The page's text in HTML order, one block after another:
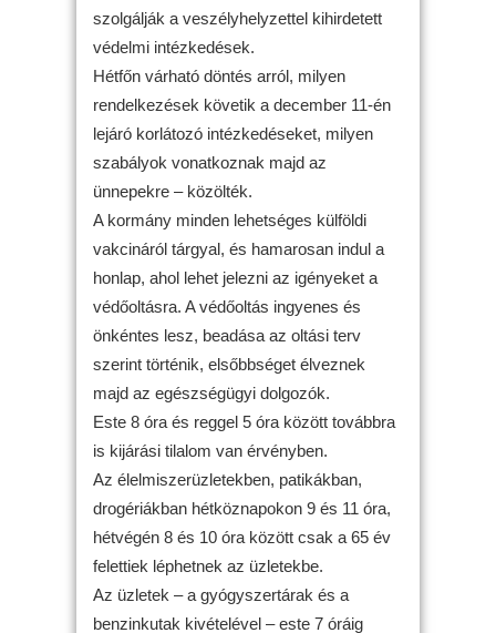
szolgálják a veszélyhelyzettel kihirdetett
védelmi intézkedések.
Hétfőn várható döntés arról, milyen
rendelkezések követik a december 11-én
lejáró korlátozó intézkedéseket, milyen
szabályok vonatkoznak majd az
ünnepekre – közölték.
A kormány minden lehetséges külföldi
vakcináról tárgyal, és hamarosan indul a
honlap, ahol lehet jelezni az igényeket a
védőoltásra. A védőoltás ingyenes és
önkéntes lesz, beadása az oltási terv
szerint történik, elsőbbséget élveznek
majd az egészségügyi dolgozók.
Este 8 óra és reggel 5 óra között továbbra
is kijárási tilalom van érvényben.
Az élelmiszerüzletekben, patikákban,
drogériákban hétköznapokon 9 és 11 óra,
hétvégén 8 és 10 óra között csak a 65 év
felettiek léphetnek az üzletekbe.
Az üzletek – a gyógyszertárak és a
benzinkutak kivételével – este 7 óráig